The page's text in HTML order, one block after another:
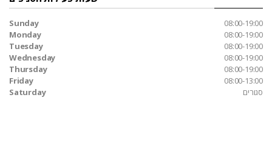
Sunday
08:00-19:00
Monday
08:00-19:00
Tuesday
08:00-19:00
Wednesday
08:00-19:00
Thursday
08:00-19:00
Friday
08:00-13:00
Saturday
סגורים